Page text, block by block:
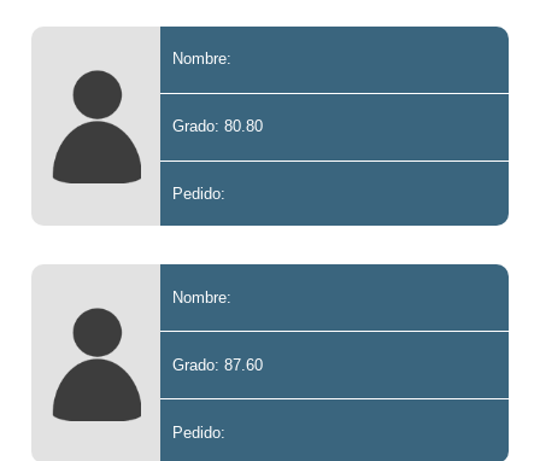
Nombre:
Grado: 80.80
Pedido:
Nombre:
Grado: 87.60
Pedido: